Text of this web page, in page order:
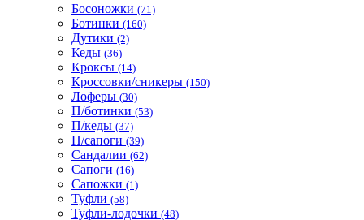
Босоножки (71)
Ботинки (160)
Дутики (2)
Кеды (36)
Кроксы (14)
Кроссовки/сникеры (150)
Лоферы (30)
П/ботинки (53)
П/кеды (37)
П/сапоги (39)
Сандалии (62)
Сапоги (16)
Сапожки (1)
Туфли (58)
Туфли-лодочки (48)